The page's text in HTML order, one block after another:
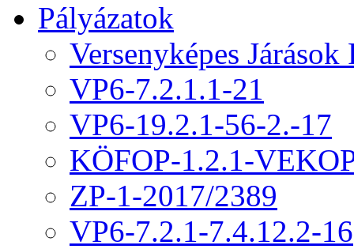
Pályázatok
Versenyképes Járások
VP6-7.2.1.1-21
VP6-19.2.1-56-2.-17
KÖFOP-1.2.1-
ZP-1-2017/2389
VP6-7.2.1-7.4.12.2-16